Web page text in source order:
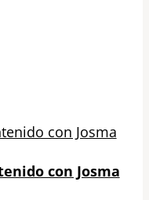
con Josma